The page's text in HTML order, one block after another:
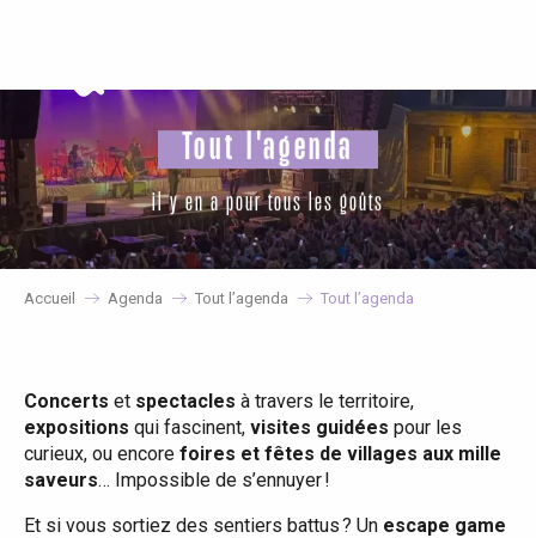
principal
Tout l'agenda
il y en a pour tous les goûts
Accueil Agenda Tout l’agenda Tout l’agenda
Concerts et spectacles à travers le territoire,
expositions qui fascinent, visites guidées pour les
curieux, ou encore foires et fêtes de villages aux mille
saveurs… Impossible de s’ennuyer !
Et si vous sortiez des sentiers battus ? Un escape game